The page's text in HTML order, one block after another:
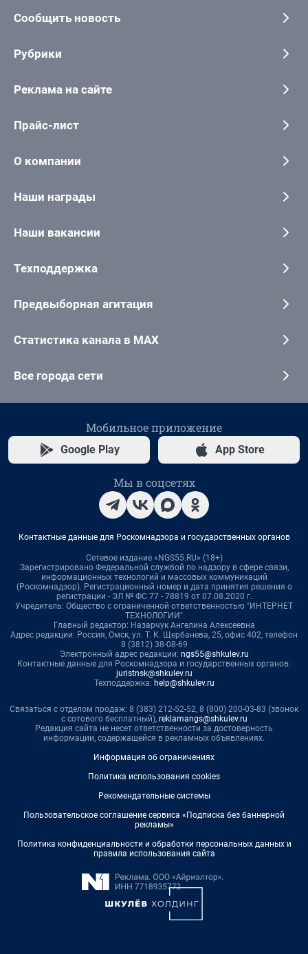
Сообщить новость
Рубрики
Реклама на сайте
Прайс-лист
О компании
Наши награды
Наши вакансии
Техподдержка
Предвыборная агитация
Статистика канала в MAX
Все города сети
Мобильное приложение
Google Play App Store
Мы в соцсетях
Контактные данные для Роскомнадзора и государственных органов
Сетевое издание «NGS55.RU» (18+)
Зарегистрировано Федеральной службой по надзору в сфере связи,
информационных технологий и массовых коммуникаций
(Роскомнадзор). Регистрационный номер и дата принятия решения о
регистрации - ЭЛ № ФС 77 - 78819 от 07.08.2020 г.
Учредитель: Общество с ограниченной ответственностью "ИНТЕРНЕТ
ТЕХНОЛОГИИ"
Главный редактор: Назарчук Ангелина Алексеевна
Адрес редакции: Россия, Омск, ул. Т. К. Щербанева, 25, офис 402, телефон
8 (3812) 38-08-69
Электронный адрес редакции: ngs55@shkulev.ru
Контактные данные для Роскомнадзора и государственных органов:
juristnsk@shkulev.ru
Техподдержка: help@shkulev.ru
Связаться с отделом продаж: 8 (383) 212-52-52, 8 (800) 200-03-83 (звонок
с сотового бесплатный), reklamangs@shkulev.ru
Редакция сайта не несет ответственности за достоверность
информации, содержащейся в рекламных объявлениях.
Информация об ограничениях
Политика использования cookies
Рекомендательные системы
Пользовательское соглашение сервиса «Подписка без баннерной
рекламы»
Политика конфиденциальности и обработки персональных данных и
правила использования сайта